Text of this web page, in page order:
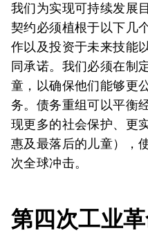
我们为实现可持续发展
契约必须植根于以下几
作以及投资于未来技能
同承诺。我们必须在制
童，以确保他们能够更
务。债务重组可以平衡
现更多的社会保护、更
惠及最落后的儿童），
次全球冲击。
第四次工业